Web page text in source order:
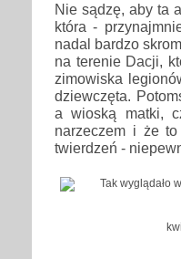
Nie sądzę, aby ta
która -
nadal bardzo
na terenie Dacji,
zimowiska
dziewczęta.
a wioską matki,
narzeczem i że to
twierdzeń -